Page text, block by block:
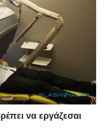
να εργάζεσαι